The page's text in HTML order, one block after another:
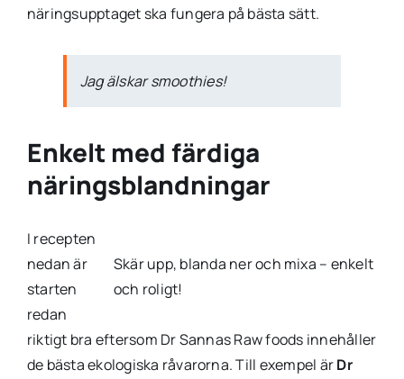
näringsupptaget ska fungera på bästa sätt.
Jag älskar smoothies!
Enkelt med färdiga
näringsblandningar
Skär upp, blanda ner och mixa – enkelt
och roligt!
I recepten
nedan är
starten
redan
riktigt bra eftersom Dr Sannas Raw foods innehåller
de bästa ekologiska råvarorna. Till exempel ärDr